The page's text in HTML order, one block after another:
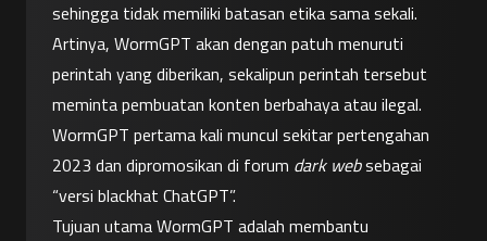
sehingga tidak memiliki batasan etika sama sekali.
Artinya, WormGPT akan dengan patuh menuruti
perintah yang diberikan, sekalipun perintah tersebut
meminta pembuatan konten berbahaya atau ilegal.
WormGPT pertama kali muncul sekitar pertengahan
2023 dan dipromosikan di forum dark web sebagai
“versi blackhat ChatGPT”.
Tujuan utama WormGPT adalah membantu